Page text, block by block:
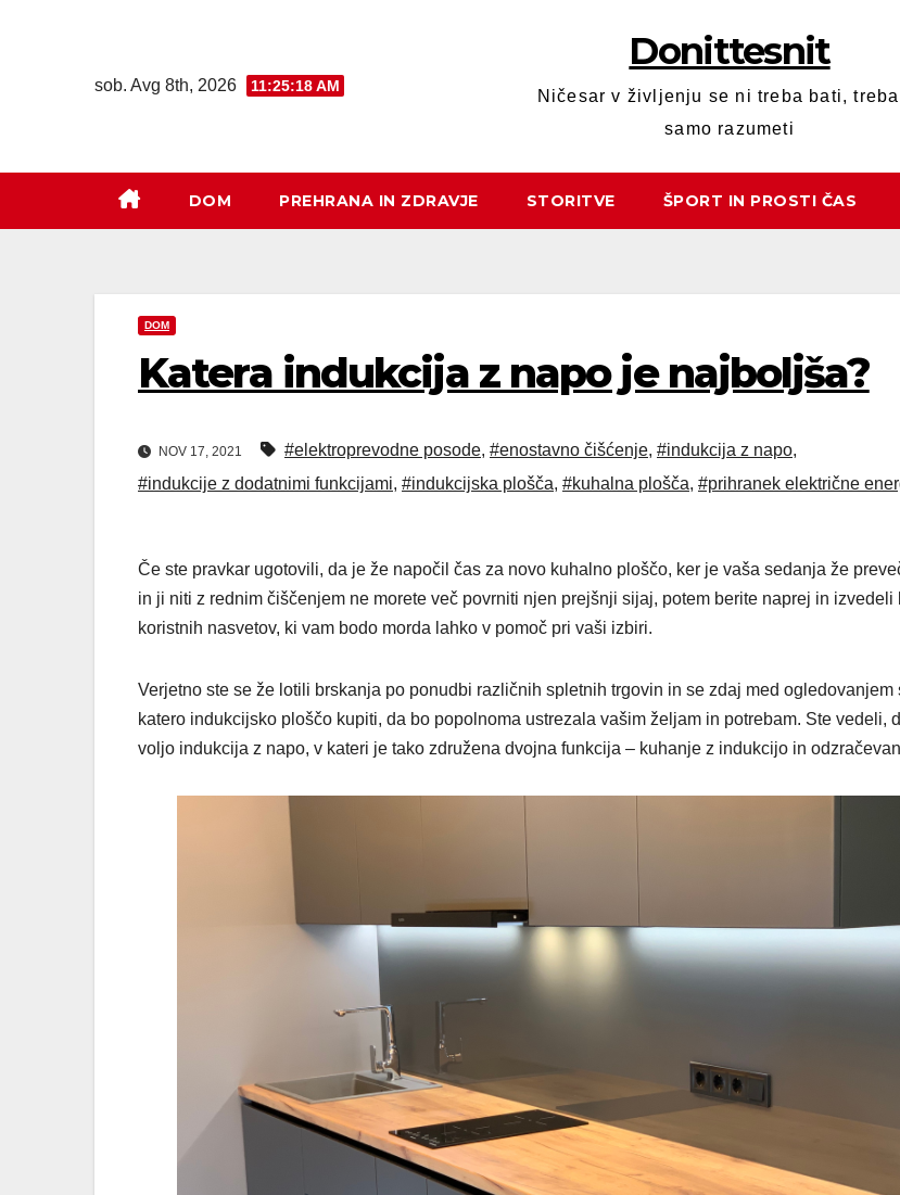
sob. Avg 8th, 2026 11:25:19 AM
Donittesnit
Ničesar v življenju se ni treba bati,
samo razumeti
DOM PREHRANA IN ZDRAVJE STORITVE ŠPORT IN PROSTI ČAS
DOM
Katera indukcija z napo je najboljša?
NOV 17, 2021 #elektroprevodne posode, #enostavno čišćenje, #indukcija z napo,
#indukcije z dodatnimi funkcijami, #indukcijska plošča, #kuhalna plošča, #prihranek električne
Če ste pravkar ugotovili, da je že napočil čas za novo kuhalno ploščo, ker je vaša sedanja že
in ji niti z rednim čiščenjem ne morete več povrniti njen prejšnji sijaj, potem berite naprej in izvedeli
koristnih nasvetov, ki vam bodo morda lahko v pomoč pri vaši izbiri.
Verjetno ste se že lotili brskanja po ponudbi različnih spletnih trgovin in se zdaj med ogledovanjem
katero indukcijsko ploščo kupiti, da bo popolnoma ustrezala vašim željam in potrebam. Ste vedeli,
voljo indukcija z napo, v kateri je tako združena dvojna funkcija – kuhanje z indukcijo in